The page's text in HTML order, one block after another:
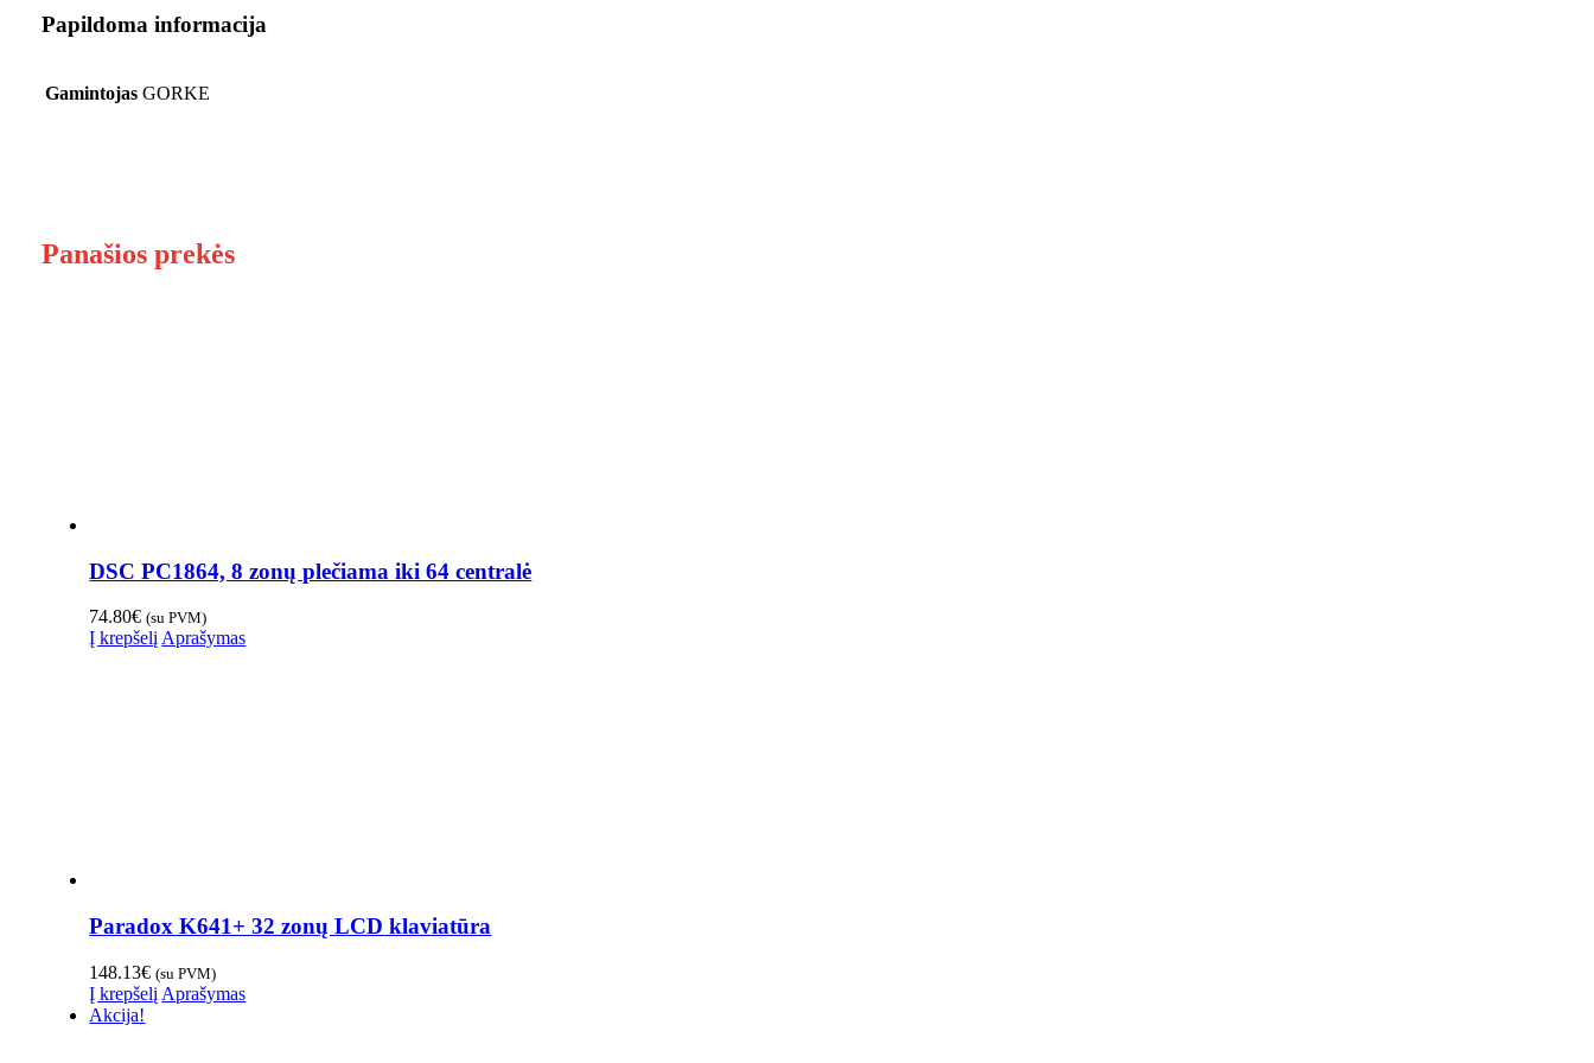
Papildoma informacija
Gamintojas GORKE
Panašios prekės
DSC PC1864, 8 zonų plečiama iki 64 centralė
74.80€ (su PVM)
Į krepšelį Aprašymas
Paradox K641+ 32 zonų LCD klaviatūra
148.13€ (su PVM)
Į krepšelį Aprašymas
Akcija!